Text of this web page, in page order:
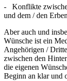
- Konflikte
und dem / den
Aber auch und
Wünsche ist ein
Angehörigen /
zwischen den
die eigenen
Beginn an klar und